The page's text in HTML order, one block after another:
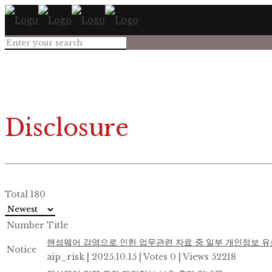
Disclosure
Total 180
Number Title
Notice
랜섬웨어 감염으로 인한 업무관련 자료 중 일부 개인정보
aip_risk
2025.10.15 Votes 0
Views 52218